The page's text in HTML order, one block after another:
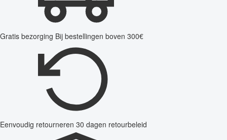
Gratis bezorging Bij bestellingen boven 300€
Eenvoudig retourneren 30 dagen retourbeleid